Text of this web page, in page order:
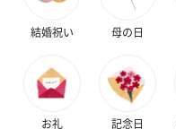
結婚祝い 母の日
お礼 記念日